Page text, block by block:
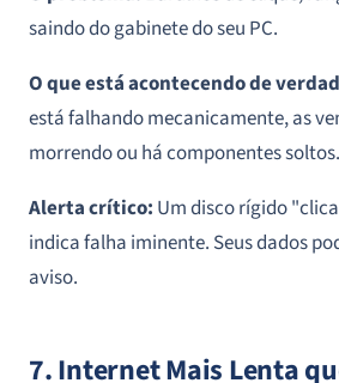
saindo do gabinete do seu PC.
O que está acontecendo de
está falhando mecanicamente, as
morrendo ou há componentes soltos.
Alerta crítico: Um disco rígido
indica falha iminente. Seus dados
aviso.
7. Internet Mais Lenta